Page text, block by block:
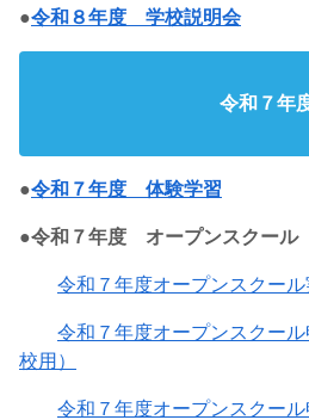
●令和８年度 学校説明会
令和７年
●令和７年度 体験学習
●令和７年度 オープンスクー
令和７年度オープンスクー
令和７年度オープンスクー
校用）
令和７年度オープンスクー